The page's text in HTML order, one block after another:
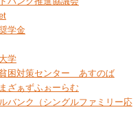
学金
学
困対策センター あすのば
ざぁずふぉーらむ
バンク（シングルファミリー応